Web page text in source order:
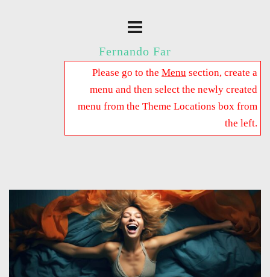
Fernando Far
Please go to the Menu section, create a
menu and then select the newly created
menu from the Theme Locations box from
the left.